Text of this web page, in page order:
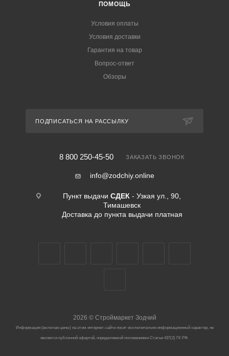
ПОМОЩЬ
Условия оплаты
Условия доставки
Гарантия на товар
Вопрос-ответ
Обзоры
ПОДПИСАТЬСЯ НА РАССЫЛКУ
8 800 250-45-50 ЗАКАЗАТЬ ЗВОНОК
info@zodchiy.online
Пункт выдачи СДЕК - Узкая ул., 90,
Тимашевск
Доставка до пункта выдачи платная
2026 ©Строймаркет Зодчий
Информация (включая цены) на этом интернет-сайте носит исключительно информационный характер, не
является публичной офертой, определяемой положениями Статьи 437(2) ГК РФ.